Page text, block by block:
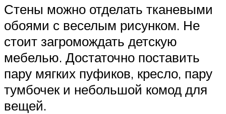
Стены можно отделать тканевыми
обоями с веселым рисунком. Не
стоит загромождать детскую
мебелью. Достаточно поставить
пару мягких пуфиков, кресло, пару
тумбочек и небольшой комод для
вещей.